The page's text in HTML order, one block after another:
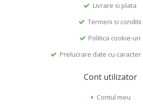
Livrare si plata
Termeni si conditii
Politica cookie-uri
Prelucrare date cu
Cont utilizator
Contul meu